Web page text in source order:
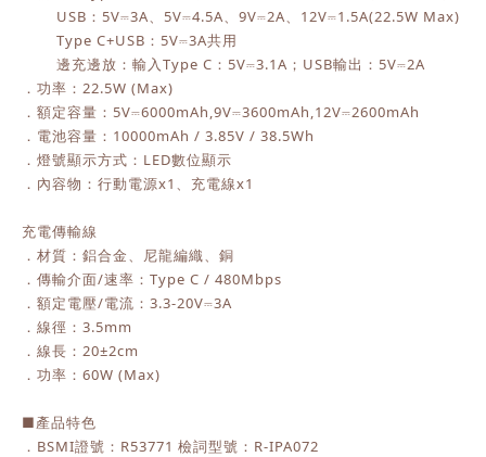
USB：5V⎓3A、5V⎓4.5A、9V⎓2A、12V⎓1.5A(22.5W Max)
Type C+USB：5V⎓3A共用
邊充邊放：輸入Type C：5V⎓3.1A；USB輸出：5V⎓2A
．功率：22.5W (Max)
．額定容量：5V⎓6000mAh,9V⎓3600mAh,12V⎓2600mAh
．電池容量：10000mAh / 3.85V / 38.5Wh
．燈號顯示方式：LED數位顯示
．內容物：行動電源x1、充電線x1
充電傳輸線
．材質：鋁合金、尼龍編織、銅
．傳輸介面/速率：Type C / 480Mbps
．額定電壓/電流：3.3-20V⎓3A
．線徑：3.5mm
．線長：20±2cm
．功率：60W (Max)
■產品特色
．BSMI證號：R53771 檢詞型號：R-IPA072